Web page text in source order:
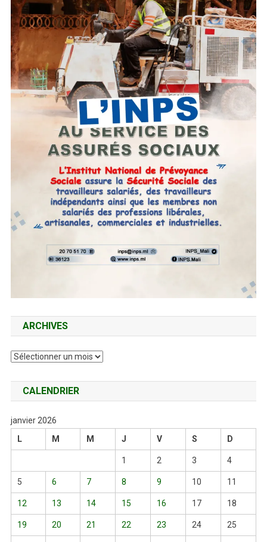
ARCHIVES
Archives
CALENDRIER
janvier 2026
L
M M J V S D
1 2 3 4
5 6 7 8 9 10 11
12 13 14 15 16 17 18
19 20 21 22 23 24 25